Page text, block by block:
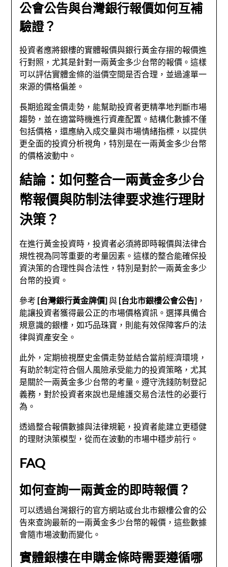
公會公告與台灣銀行報價如何互補
驗證？
投資者應將銀樓的實體報價與銀行黃金存摺的報價進
行對照，尤其是針對一兩黃金多少台幣的報價。這樣
可以評估實體金條的溢價空間是否合理，並過濾單一
來源的價格偏差。
長期追蹤金價走勢，能幫助投資者更精準地判斷市場
趨勢，並在適當時機進行資產配置。結構化數據不僅
包括價格，還應納入成交量與市場情緒指標，以提供
更全面的投資分析視角，特別是在一兩黃金多少台幣
的價格波動中。
結論：如何整合一兩黃金多少台
幣報價與防制法律要求進行理財
決策？
在進行黃金投資時，投資者必須將即時報價與法律合
規性視為同等重要的考量因素。這樣的整合能確保投
資決策的合理性與合法性，特別是對於一兩黃金多少
台幣的投資。
參考 [台灣銀行黃金牌價]與 [台北市銀樓公會公告] ，
能讓投資者獲得最公正的市場價格資訊。選擇具備合
規意識的銀樓，如巧品珠寶，則能有效保障客戶的法
律與資產安全。
此外，定期檢視歷史金價走勢並結合當前經濟環境，
有助於制定符合個人風險承受能力的投資策略，尤其
是關於一兩黃金多少台幣的考量。遵守洗錢防制登記
義務，對於投資者來說也是維護交易合法性的必要行
為。
透過整合報價數據與法律規範，投資者能建立更穩健
的理財決策模型，從而在波動的市場中穩步前行。
FAQ
如何查詢一兩黃金的即時報價？
可以透過台灣銀行的官方網站或台北市銀樓公會的公
告來查詢最新的一兩黃金多少台幣的報價，這些數據
會隨市場波動而變化。
實體銀樓在申購金條時需要遵循哪